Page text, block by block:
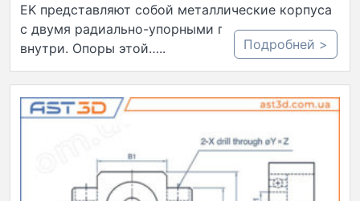
EK представляют собой металлические корпуса
с двумя радиально-упорными подшипниками
внутри. Опоры этой…..
Подробней >